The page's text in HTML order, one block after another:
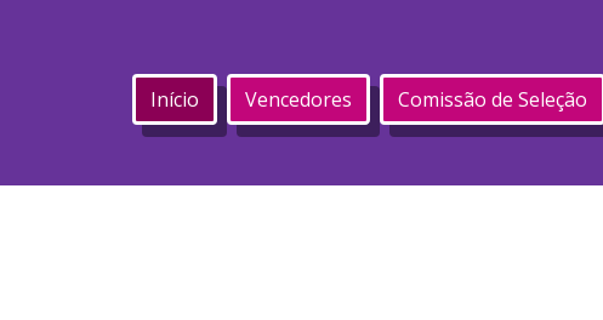
Início Vencedores Comissão de Seleção